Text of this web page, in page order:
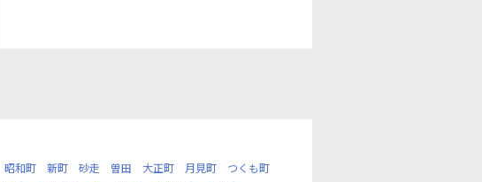
昭和町 新町 砂走 曽田 大正町 月見町
つくも町